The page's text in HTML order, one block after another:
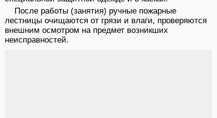
После работы (занятия) ручные пожарные
лестницы очищаются от грязи и влаги, проверяются
внешним осмотром на предмет возникших
неисправностей.